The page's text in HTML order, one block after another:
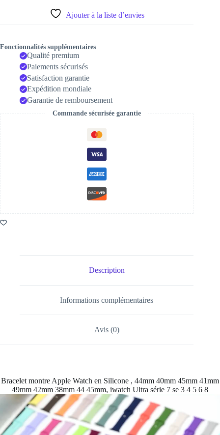
Ajouter à la liste d’envies
Fonctionnalités supplémentaires
Qualité premium
Paiements sécurisés
Satisfaction garantie
Expédition mondiale
Garantie de remboursement
Commande sécurisée garantie
Description
Informations complémentaires
Avis (0)
Bracelet montre Apple Watch en Silicone , 44mm 40mm 45mm 41mm
49mm 42mm 38mm 44 45mm, iwatch Ultra série 7 se 3 4 5 6 8